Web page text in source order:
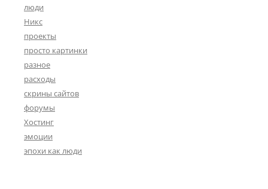
люди
Никс
проекты
просто картинки
разное
расходы
скрины сайтов
форумы
Хостинг
эмоции
эпохи как люди